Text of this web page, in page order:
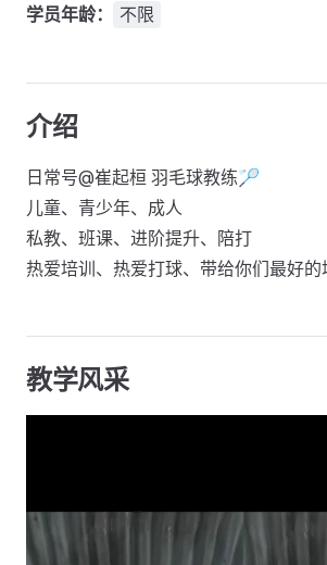
学员年龄： 不限
介绍
日常号@崔起桓 羽毛球教练🏸️
儿童、青少年、成人
私教、班课、进阶提升、陪打
热爱培训、热爱打球、带给你们最好的
教学风采